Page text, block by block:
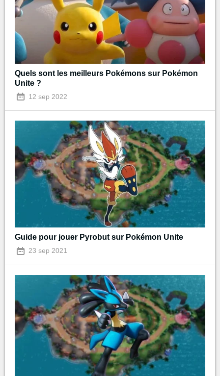
Quels sont les meilleurs Pokémons sur Pokémon
Unite ?
12 sep 2022
Guide pour jouer Pyrobut sur Pokémon Unite
23 sep 2021